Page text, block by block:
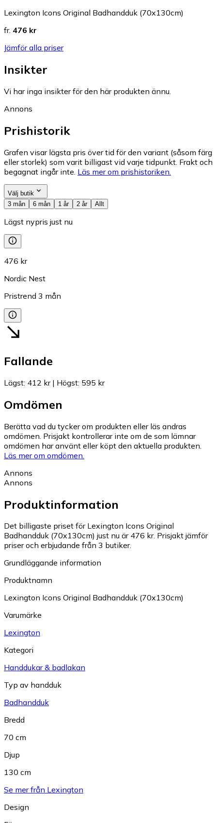
Lexington Icons Original Badhandduk (70x130cm)
fr. 476 kr
Jämför alla priser
Insikter
Vi har inga insikter för den här produkten ännu.
Annons
Prishistorik
Grafen visar lägsta pris över tid för den variant (såsom färg
eller storlek) som varit billigast vid varje tidpunkt. Frakt och
begagnat ingår inte. Läs mer om prishistoriken.
Välj butik
3 mån
6 mån 1 år 2 år Allt
Lägst nypris just nu
476 kr
Nordic Nest
Pristrend 3 mån
Fallande
Lägst: 412 kr| Högst: 595 kr
Omdömen
Berätta vad du tycker om produkten eller läs andras
omdömen. Prisjakt kontrollerar inte om de som lämnar
omdömen har använt eller köpt den aktuella produkten.
Läs mer om omdömen.
Annons
Annons
Produktinformation
Det billigaste priset för Lexington Icons Original
Badhandduk (70x130cm) just nu är 476 kr. Prisjakt jämför
priser och erbjudande från 3 butiker.
Grundläggande information
Produktnamn
Lexington Icons Original Badhandduk (70x130cm)
Varumärke
Lexington
Kategori
Handdukar & badlakan
Typ av handduk
Badhandduk
Bredd
70 cm
Djup
130 cm
Se mer från Lexington
Design